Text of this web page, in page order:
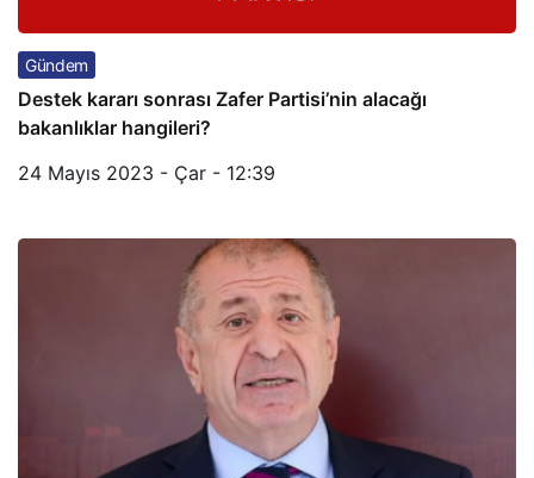
Gündem
Destek kararı sonrası Zafer Partisi’nin alacağı
bakanlıklar hangileri?
24 Mayıs 2023 - Çar - 12:39